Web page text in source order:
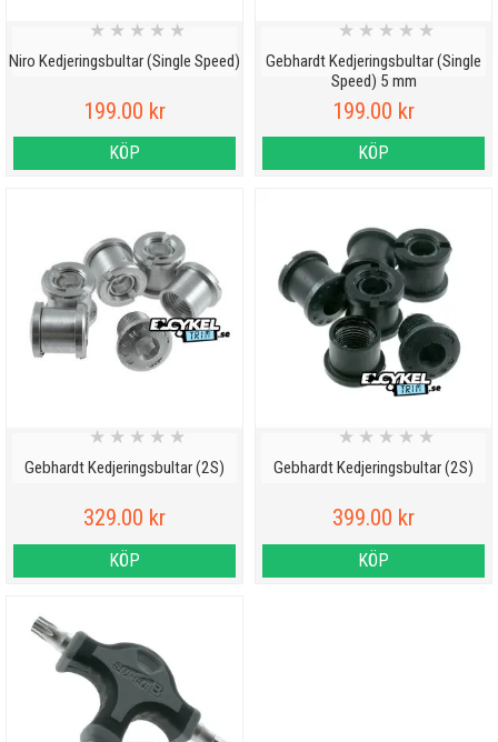
Niro Kedjeringsbultar (Single Speed)
★ ★ ★ ★ ★
199.00 kr
KÖP
Gebhardt Kedjeringsbultar (Single
Speed) 5 mm
★ ★ ★ ★ ★
199.00 kr
KÖP
Gebhardt Kedjeringsbultar (2S)
★ ★ ★ ★ ★
329.00 kr
KÖP
Gebhardt Kedjeringsbultar (2S)
★ ★ ★ ★ ★
399.00 kr
KÖP